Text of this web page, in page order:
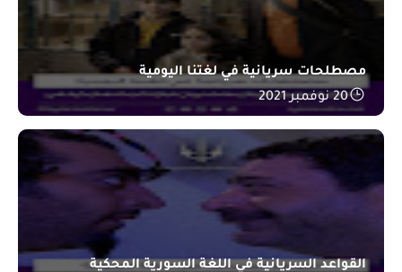
مصطلحات سريانية في لغتنا اليومية
20 نوفمبر 2021
القواعد السريانية في اللغة السورية المحكية